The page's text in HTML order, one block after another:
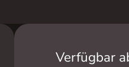
Verfügbar